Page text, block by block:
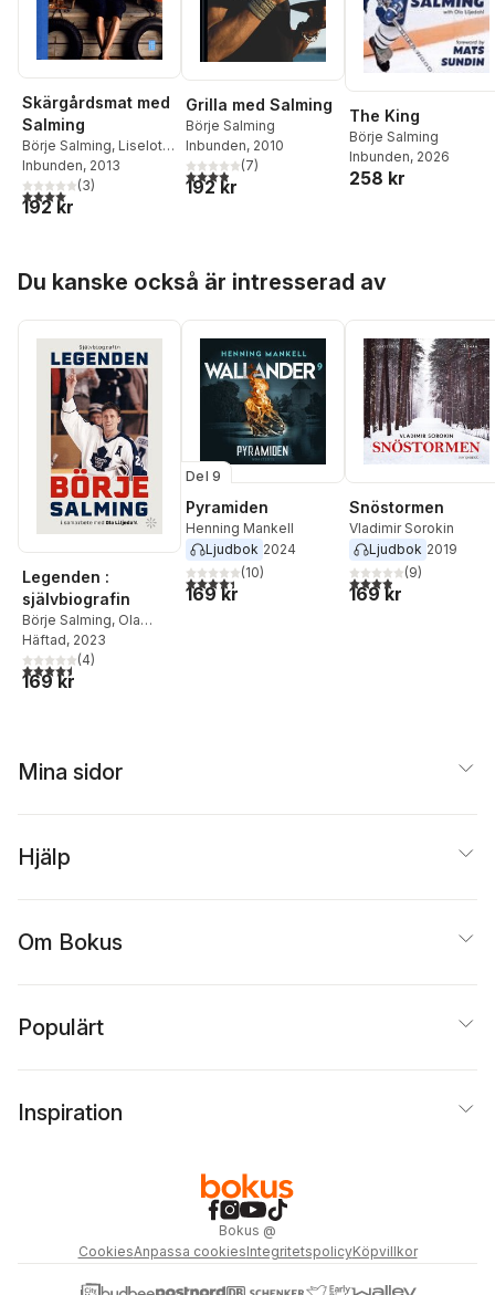
Skärgårdsmat med
Salming
Börje Salming, Liselotte
Forslin,Mia Gahne
Inbunden, 2013
4,0utav 5 stjärnor. Totalt antal röster:
(3)
192 kr
Grilla med Salming
Börje Salming
Inbunden, 2010
3,9utav 5 stjärnor. Totalt antal röster:
(7)
192 kr
The King
Börje Salming
Inbunden, 2026
258 kr
Du kanske också är intresserad av
Legenden :
självbiografin
Börje Salming, Ola
Liljedahl
Häftad, 2023
4,5utav 5 stjärnor. Totalt antal röster:
(4)
169 kr
Del 9
Pyramiden
Henning Mankell
Ljudbok 2024
4,4utav 5 stjärnor. Totalt antal röster:
(10)
169 kr
Snöstormen
Vladimir Sorokin
Ljudbok 2019
3,9utav 5 stjärnor.
(9)
169 kr
Mina sidor
Hjälp
Om Bokus
Populärt
Inspiration
Bokus @
CookiesAnpassa cookiesIntegritetspolicyKöpvillkor